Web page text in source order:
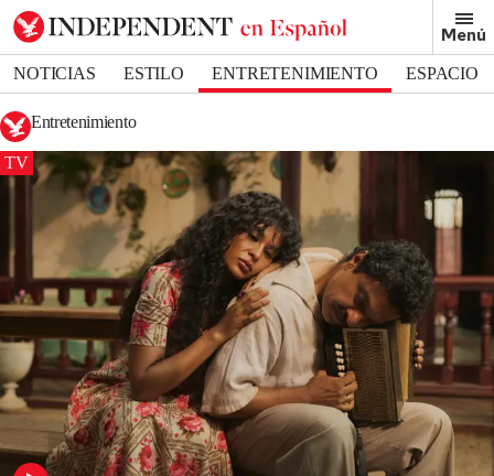
Menú
NOTICIAS ESTILO ENTRETENIMIENTO
ESPACIO
DEPORTES
Entretenimiento
TV